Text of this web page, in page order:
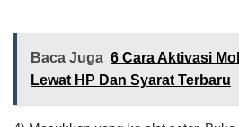
Baca Juga 6 Cara Aktivasi
Lewat HP Dan Syarat Terbaru